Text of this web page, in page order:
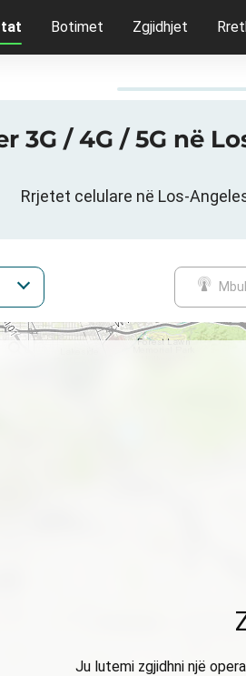
Botimet Zgjidhjet
3G / 4G / 5G në
Rrjetet celulare në Los-
Ju lutemi zgjidhni një